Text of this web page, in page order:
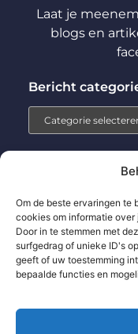
Om de beste ervaringen te
cookies om informatie
Door in te stemmen met
surfgedrag of unieke ID's
geeft of uw toestemming
bepaalde functies en
Laat je
blogs en
Bericht
Cookiebeleid (EU)
Backlinks kopen: wat